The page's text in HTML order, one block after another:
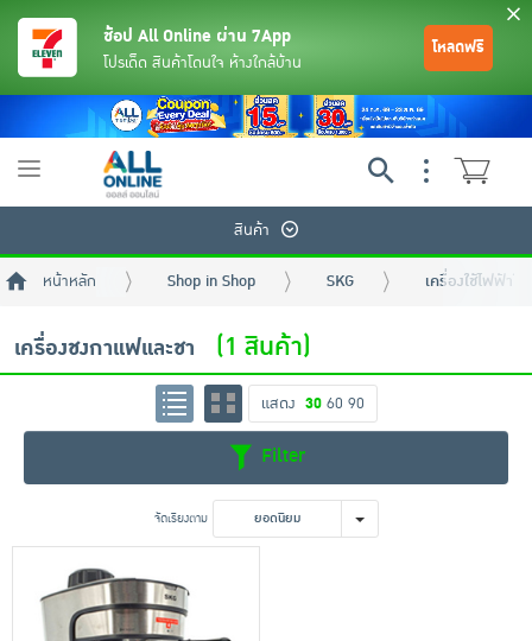
ขนมขบเคี้ยว และช็อคโกแลต
ช้อป All Online ผ่าน 7App
โปรเด็ด สินค้าโดนใจ ห้างใกล้บ้าน
โหลดฟรี
Toggle
สินค้า
หน้าหลัก Shop in Shop SKG เครื่องใช้ไฟฟ้าใ
เครื่องชงกาแฟและชา (1 สินค้า)
แสดง 30 60 90
Filter
จัดเรียงตาม ยอดนิยม